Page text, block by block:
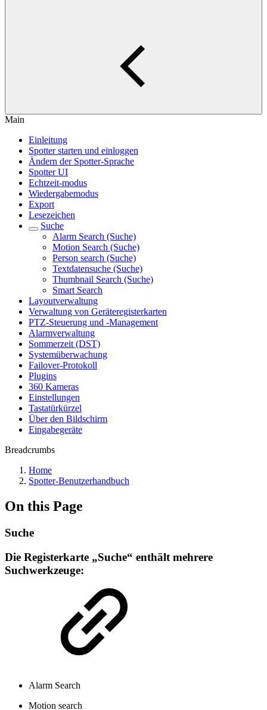
Main
Einleitung
Spotter starten und einloggen
Ändern der Spotter-Sprache
Spotter UI
Echtzeit-modus
Wiedergabemodus
Export
Lesezeichen
Suche
Alarm Search (Suche)
Motion Search (Suche)
Person search (Suche)
Textdatensuche (Suche)
Thumbnail Search (Suche)
Smart Search
Layoutverwaltung
Verwaltung von Geräteregisterkarten
PTZ-Steuerung und -Management
Alarmverwaltung
Sommerzeit (DST)
Systemüberwachung
Failover-Protokoll
Plugins
360 Kameras
Einstellungen
Tastatürkürzel
Über den Bildschirm
Eingabegeräte
Breadcrumbs
Home
Spotter-Benutzerhandbuch
On this Page
Suche
Die Registerkarte „Suche“ enthält mehrere
Suchwerkzeuge:
Alarm Search
Motion search